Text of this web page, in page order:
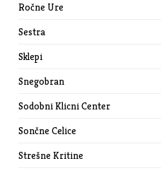
Ročne Ure
Sestra
Sklepi
Snegobran
Sodobni Klicni Center
Sončne Celice
Strešne Kritine